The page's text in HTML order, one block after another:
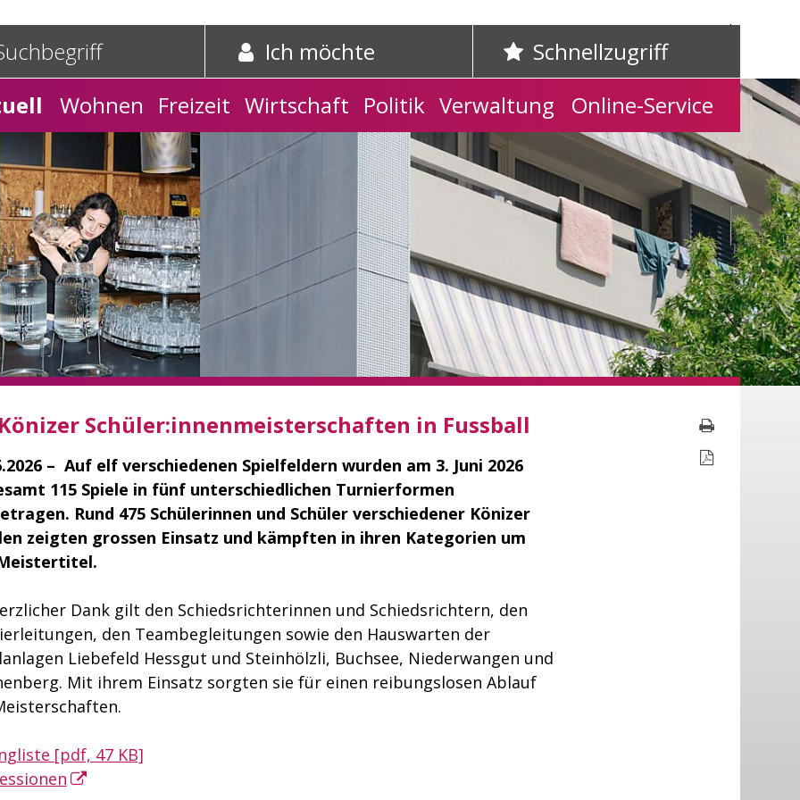
Home Kontakt
und Schnelleinstieg
starten Ich möchte Schnellzugriff
Wohnen Freizeit Wirtschaft Politik Verwaltung Online-Service
Schüler:innenmeisterschaften in Fussball
– Auf elf verschiedenen Spielfeldern wurden am 3. Juni 2026
115 Spiele in fünf unterschiedlichen Turnierformen
Rund 475 Schülerinnen und Schüler verschiedener Könizer
zeigten grossen Einsatz und kämpften in ihren Kategorien um
Dank gilt den Schiedsrichterinnen und Schiedsrichtern, den
den Teambegleitungen sowie den Hauswarten der
Liebefeld Hessgut und Steinhölzli, Buchsee, Niederwangen und
Mit ihrem Einsatz sorgten sie für einen reibungslosen Ablauf
[pdf, 47 KB]